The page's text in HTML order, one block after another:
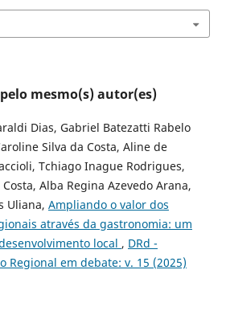
mesmo(s) autor(es)
Dias, Gabriel Batezatti Rabelo
Silva da Costa, Aline de
Tchiago Inague Rodrigues,
Alba Regina Azevedo Arana,
Uliana, Ampliando o valor dos
através da gastronomia: um
local , DRd -
Regional em debate: v. 15 (2025)